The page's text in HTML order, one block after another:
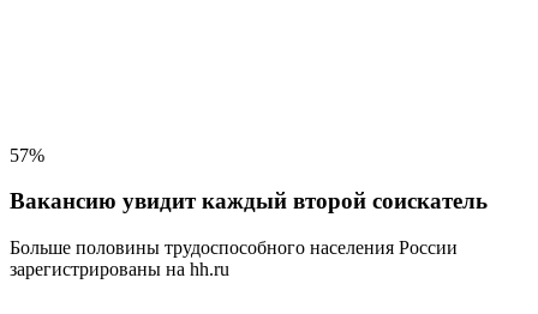
57%
Вакансию увидит каждый второй соискатель
Больше половины трудоспособного населения России
зарегистрированы на hh.ru